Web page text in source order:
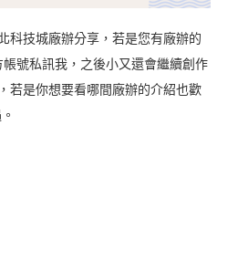
科技城廠辦分享，若是您有廠辦的
號私訊我，之後小又還會繼續創作
若是你想要看哪間廠辦的介紹也歡